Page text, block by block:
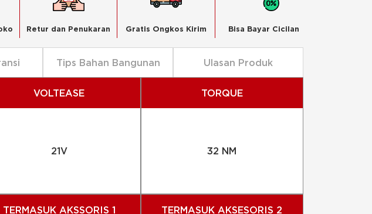
Retur dan Penukaran Gratis Ongkos Kirim Bisa Bayar Cicilan
Tips Bahan Bangunan Ulasan Produk
VOLTEASE
21V
TORQUE
32 NM
TERMASUK AKSSORIS 1 TERMASUK AKSESORIS 2